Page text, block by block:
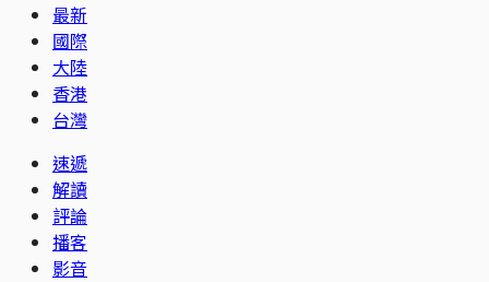
最新
國際
大陸
香港
台灣
速遞
解讀
評論
播客
影音